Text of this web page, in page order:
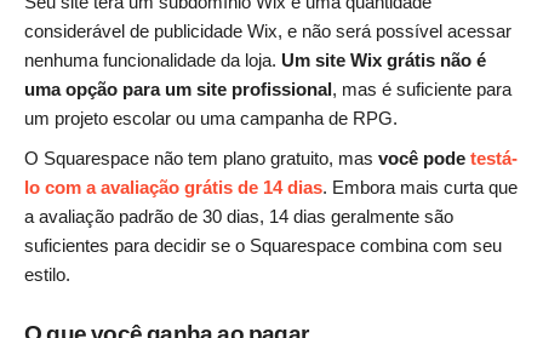
considerável de publicidade Wix, e não será possível acessar
nenhuma funcionalidade da loja. Um site Wix grátis não é
uma opção para um site profissional, mas é suficiente para
um projeto escolar ou uma campanha de RPG.
O Squarespace não tem plano gratuito, mas você pode testá-
lo com a avaliação grátis de 14 dias. Embora mais curta que
a avaliação padrão de 30 dias, 14 dias geralmente são
suficientes para decidir se o Squarespace combina com seu
estilo.